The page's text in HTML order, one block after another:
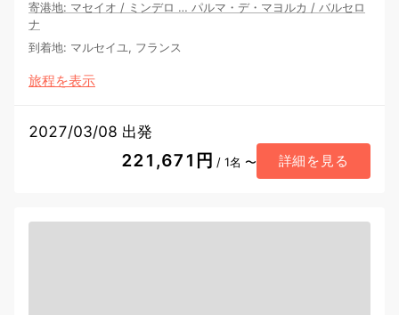
寄港地: マセイオ / ミンデロ … パルマ・デ・マヨルカ / バルセロ
ナ
到着地: マルセイユ, フランス
旅程を表示
2027/03/08 出発
221,671円 / 1名 〜 詳細を見る